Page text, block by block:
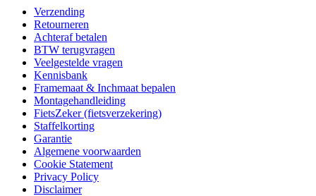
Verzending
Retourneren
Achteraf betalen
BTW terugvragen
Veelgestelde vragen
Kennisbank
Framemaat & Inchmaat bepalen
Montagehandleiding
FietsZeker (fietsverzekering)
Staffelkorting
Garantie
Algemene voorwaarden
Cookie Statement
Privacy Policy
Disclaimer